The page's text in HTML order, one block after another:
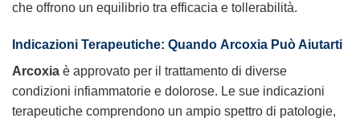
che offrono un equilibrio tra efficacia e tollerabilità.
Indicazioni Terapeutiche: Quando Arcoxia Può Aiutarti
Arcoxia è approvato per il trattamento di diverse
condizioni infiammatorie e dolorose. Le sue indicazioni
terapeutiche comprendono un ampio spettro di patologie,